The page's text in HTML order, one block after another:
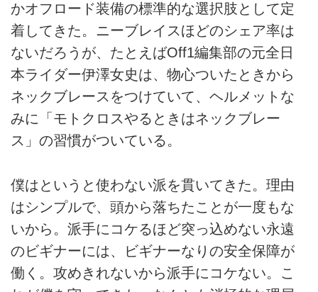
かオフロード装備の標準的な選択肢として定
着してきた。ニーブレイスほどのシェア率は
ないだろうが、たとえばOff1編集部の元全日
本ライダー伊澤女史は、物心ついたときから
ネックブレースをつけていて、ヘルメットな
みに「モトクロスやるときはネックブレー
ス」の習慣がついている。
僕はというと使わない派を貫いてきた。理由
はシンプルで、頭から落ちたことが一度もな
いから。派手にコケるほど突っ込めない永遠
のビギナーには、ビギナーなりの安全保障が
働く。攻めきれないから派手にコケない。こ